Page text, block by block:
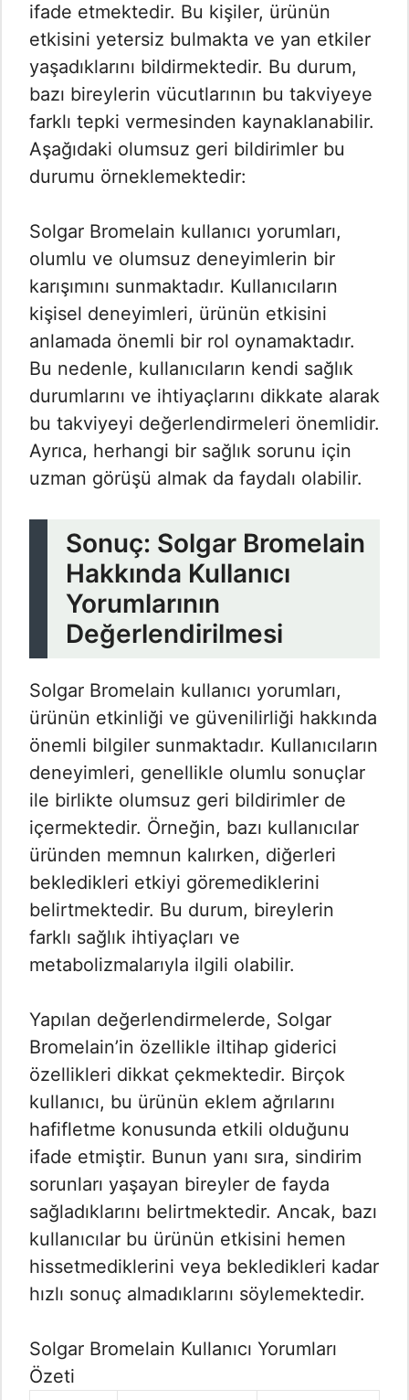
ifade etmektedir. Bu kişiler, ürünün
etkisini yetersiz bulmakta ve yan etkiler
yaşadıklarını bildirmektedir. Bu durum,
bazı bireylerin vücutlarının bu takviyeye
farklı tepki vermesinden kaynaklanabilir.
Aşağıdaki olumsuz geri bildirimler bu
durumu örneklemektedir:
Solgar Bromelain kullanıcı yorumları,
olumlu ve olumsuz deneyimlerin bir
karışımını sunmaktadır. Kullanıcıların
kişisel deneyimleri, ürünün etkisini
anlamada önemli bir rol oynamaktadır.
Bu nedenle, kullanıcıların kendi sağlık
durumlarını ve ihtiyaçlarını dikkate alarak
bu takviyeyi değerlendirmeleri önemlidir.
Ayrıca, herhangi bir sağlık sorunu için
uzman görüşü almak da faydalı olabilir.
Sonuç: Solgar Bromelain
Hakkında Kullanıcı
Yorumlarının
Değerlendirilmesi
Solgar Bromelain kullanıcı yorumları,
ürünün etkinliği ve güvenilirliği hakkında
önemli bilgiler sunmaktadır. Kullanıcıların
deneyimleri, genellikle olumlu sonuçlar
ile birlikte olumsuz geri bildirimler de
içermektedir. Örneğin, bazı kullanıcılar
üründen memnun kalırken, diğerleri
bekledikleri etkiyi göremediklerini
belirtmektedir. Bu durum, bireylerin
farklı sağlık ihtiyaçları ve
metabolizmalarıyla ilgili olabilir.
Yapılan değerlendirmelerde, Solgar
Bromelain’in özellikle iltihap giderici
özellikleri dikkat çekmektedir. Birçok
kullanıcı, bu ürünün eklem ağrılarını
hafifletme konusunda etkili olduğunu
ifade etmiştir. Bunun yanı sıra, sindirim
sorunları yaşayan bireyler de fayda
sağladıklarını belirtmektedir. Ancak, bazı
kullanıcılar bu ürünün etkisini hemen
hissetmediklerini veya bekledikleri kadar
hızlı sonuç almadıklarını söylemektedir.
Solgar Bromelain Kullanıcı Yorumları
Özeti